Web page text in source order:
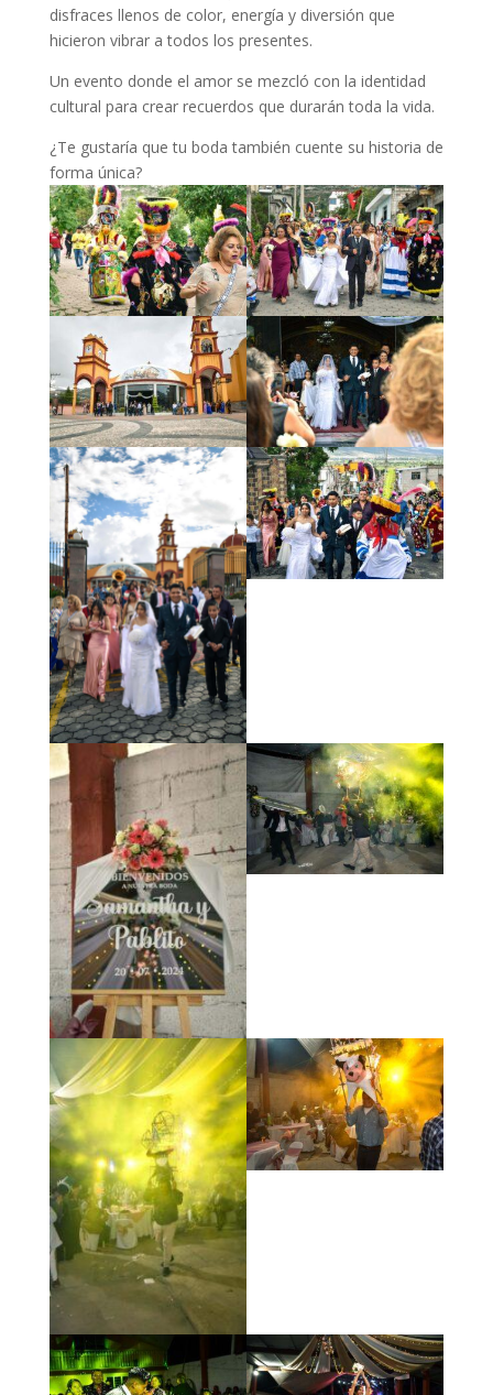
disfraces llenos de color, energía y diversión que
hicieron vibrar a todos los presentes.
Un evento donde el amor se mezcló con la identidad
cultural para crear recuerdos que durarán toda la vida.
¿Te gustaría que tu boda también cuente su historia de
forma única?